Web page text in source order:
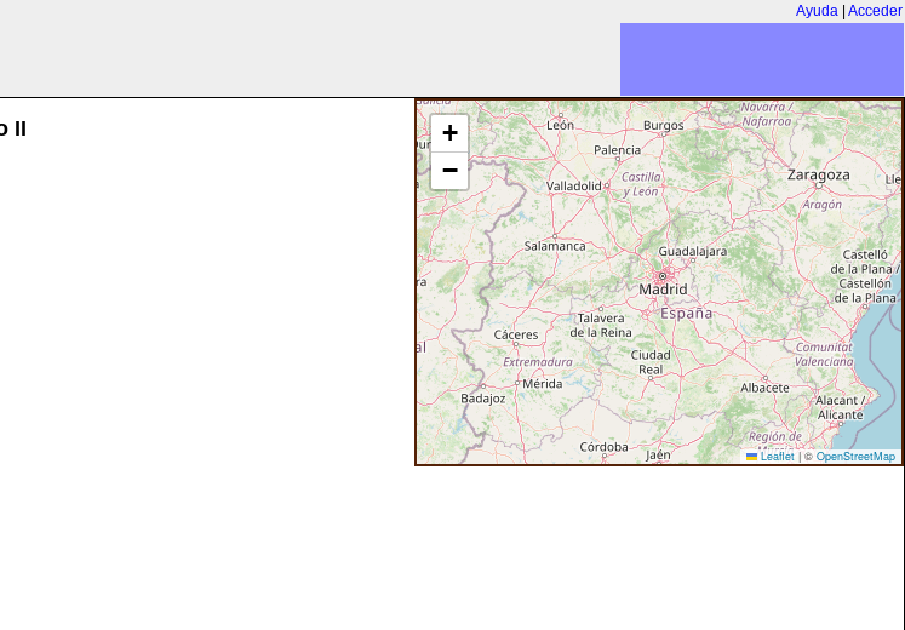
Ayuda Acceder
+
−
Leaflet | © OpenStreetMap
II